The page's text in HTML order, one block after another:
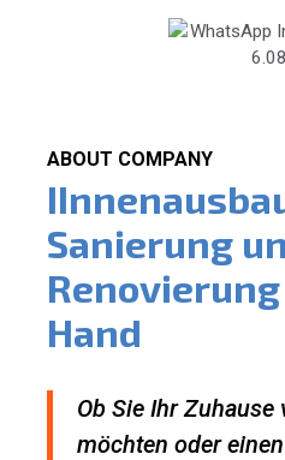
ABOUT COMPANY
Sanierung
Hand
Ob Sie Ihr Zuhause
möchten oder